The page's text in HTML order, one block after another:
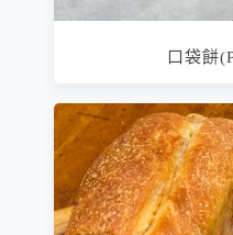
口袋餅